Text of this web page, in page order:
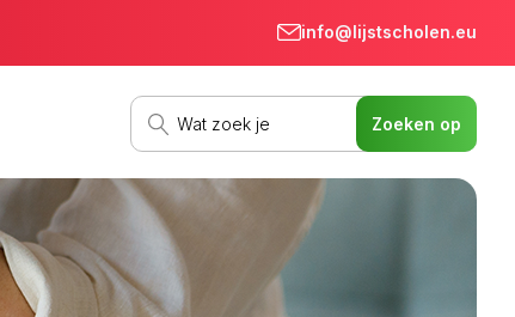
info@lijstscholen.eu